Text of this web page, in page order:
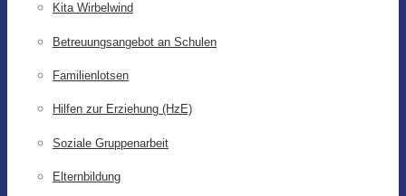
Kita Wirbelwind
Betreuungsangebot an Schulen
Familienlotsen
Hilfen zur Erziehung (HzE)
Soziale Gruppenarbeit
Elternbildung